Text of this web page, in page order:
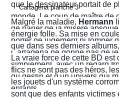
Dans un sursaut de survie, il
l’un des chefs du gang local
d’Arriega. Devenus des
Nacho s'enfuient vers la
qu’ils vont croiser, Félix
fatigué qui les regarde courir…
que le dessinateur portait de
monde. Le coup de maître de
de parler de la misère
porter de jugement ni tomber
Cartagena ne donne pas de
simplement, avec un regard
du destin et d'un univers qui
enfants.
Malgré la maladie, Hermann
énergie folle. Sa mise en
que dans ses derniers
poussière et la sueur comme
transmettre. On y retrouve
aux mâchoires carrées
ou la noirceur du monde. Le
La vraie force de cette BD
flics ne sont pas des héros,
les jouets d'un système
sont que des enfants